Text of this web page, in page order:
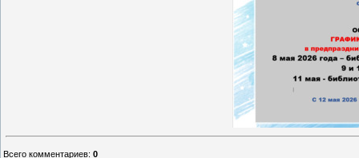
Всего комментариев: 0